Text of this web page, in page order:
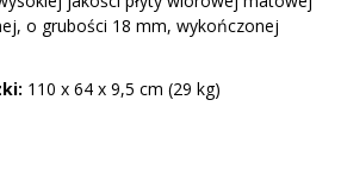
o grubości 18 mm, wykończonej
110 x 64 x 9,5 cm (29 kg)